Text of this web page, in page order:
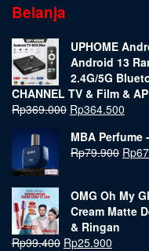
Belanja
UPHOME
Android 13
2.4G/5G
CHANNEL TV & Film &
Rp369.000 Rp364.500
MBA Perfume
Rp79.900 Rp
OMG Oh My
Cream Matte
& Ringan
Rp99.400 Rp25.900